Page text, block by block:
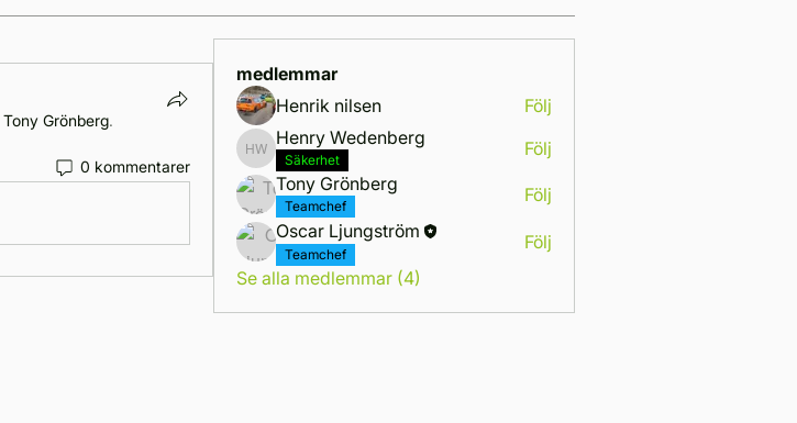
Tony Grönberg.
0 kommentarer
medlemmar
Henrik nilsen
Följ
Henry Wedenberg
Henry Wedenberg
Säkerhet
Följ
Tony Grönberg
Teamchef
Följ
Oscar Ljungström
Teamchef
Följ
Se alla medlemmar (4)